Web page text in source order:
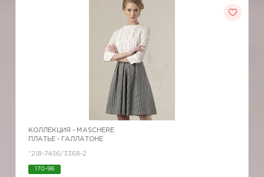
КОЛЛЕКЦИЯ - MASCHERE
ПЛАТЬЕ - ГАЛЛАТОНЕ
*218-7436/3368-2
170-96